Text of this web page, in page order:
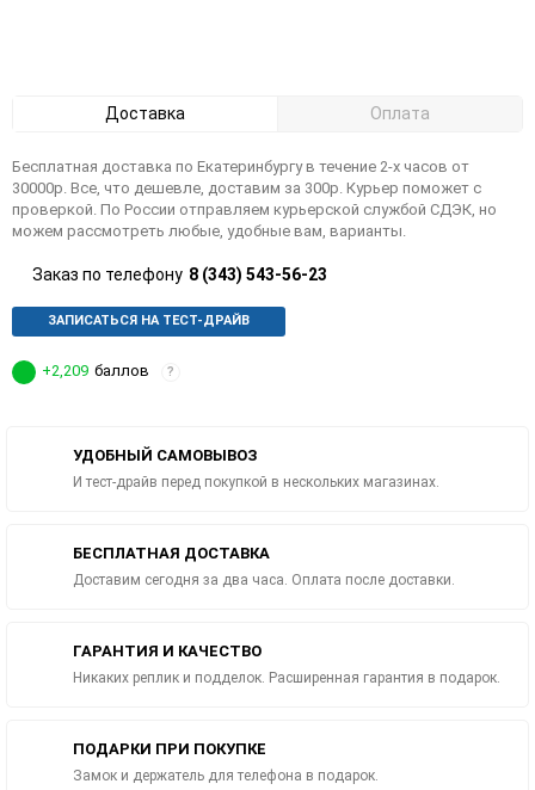
Доставка Оплата
Бесплатная доставка по Екатеринбургу в течение 2-х часов от
30000р. Все, что дешевле, доставим за 300р. Курьер поможет с
проверкой. По России отправляем курьерской службой СДЭК, но
можем рассмотреть любые, удобные вам, варианты.
Заказ по телефону 8 (343) 543-56-23
ЗАПИСАТЬСЯ НА ТЕСТ-ДРАЙВ
+2,209 баллов ?
УДОБНЫЙ САМОВЫВОЗ
И тест-драйв перед покупкой в нескольких магазинах.
БЕСПЛАТНАЯ ДОСТАВКА
Доставим сегодня за два часа. Оплата после доставки.
ГАРАНТИЯ И КАЧЕСТВО
Никаких реплик и подделок. Расширенная гарантия в подарок.
ПОДАРКИ ПРИ ПОКУПКЕ
Замок и держатель для телефона в подарок.